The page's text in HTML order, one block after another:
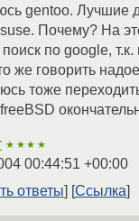
gentoo. Лучшие
Почему? На
поиск по google, т.к.
же говорить
тоже
★★★★
00:44:51 +00:00
ответы
Ссылка